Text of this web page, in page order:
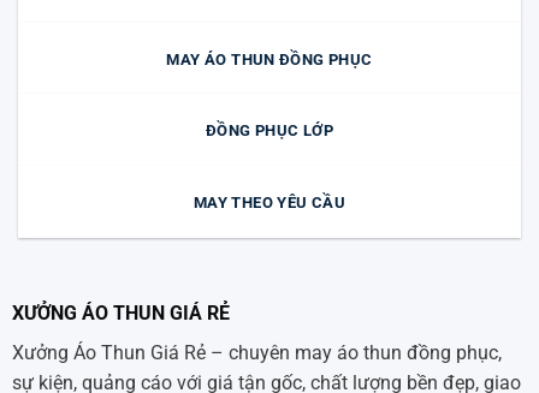
MAY ÁO THUN ĐỒNG PHỤC
ĐỒNG PHỤC LỚP
MAY THEO YÊU CẦU
XƯỞNG ÁO THUN GIÁ RẺ
Xưởng Áo Thun Giá Rẻ – chuyên may áo thun đồng phục,
sự kiện, quảng cáo với giá tận gốc, chất lượng bền đẹp, giao